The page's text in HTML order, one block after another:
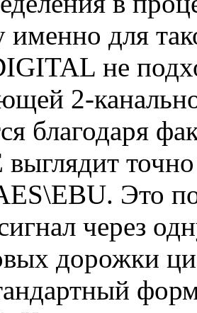
именно для
не
2-
благодаря
Это
через
дорожки